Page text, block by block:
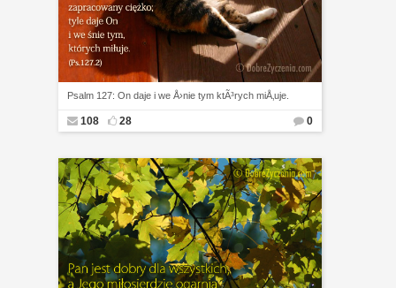
Psalm 127: On daje i we Å›nie tym ktÃ³rych miÅ‚uje.
108 28 0